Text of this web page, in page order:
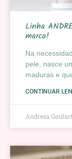
Linha
marca!
Na
pele, nasce
maduras e
CONTINUAR
Andreza Goulart